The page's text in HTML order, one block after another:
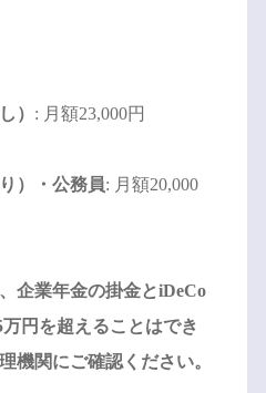
） : 月額23,000円
）・公務員: 月額20,000
企業年金の掛金とiDeCo
円を超えることはでき
機関にご確認ください。